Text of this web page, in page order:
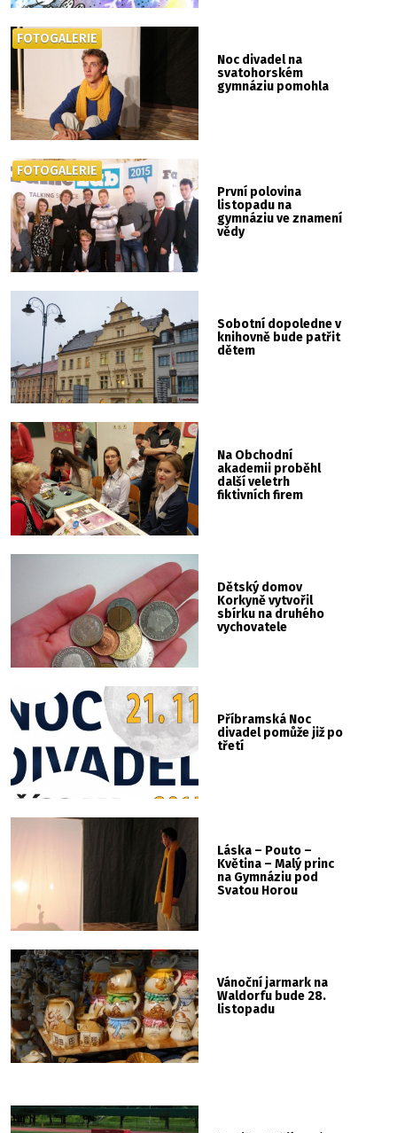
Noc divadel na
svatohorském
gymnáziu pomohla
FOTOGALERIE
První polovina
listopadu na
gymnáziu ve znamení
vědy
FOTOGALERIE
Sobotní dopoledne v
knihovně bude patřit
dětem
Na Obchodní
akademii proběhl
další veletrh
fiktivních firem
Dětský domov
Korkyně vytvořil
sbírku na druhého
vychovatele
Příbramská Noc
divadel pomůže již po
třetí
Láska – Pouto –
Květina – Malý princ
na Gymnáziu pod
Svatou Horou
Vánoční jarmark na
Waldorfu bude 28.
listopadu